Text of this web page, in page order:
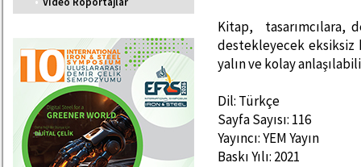
Kitap, tasarımcılara,
destekleyecek eksiksiz
yalın ve kolay
Dil: Türkçe
Sayfa Sayısı: 116
Yayıncı: YEM Yayın
Baskı Yılı: 2021